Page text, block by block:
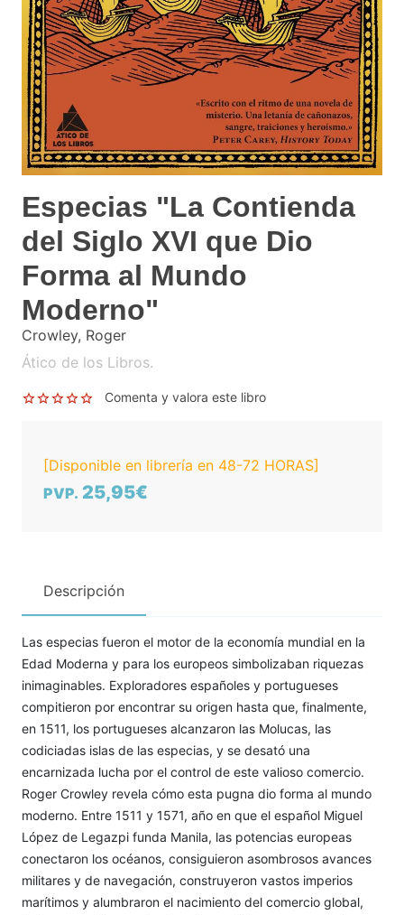
Especias "La Contienda
del Siglo XVI que Dio
Forma al Mundo
Moderno"
Crowley, Roger
Ático de los Libros.
Comenta y valora este libro
[Disponible en librería en 48-72 HORAS]
PVP. 25,95€
Descripción
Las especias fueron el motor de la economía mundial en la
Edad Moderna y para los europeos simbolizaban riquezas
inimaginables. Exploradores españoles y portugueses
compitieron por encontrar su origen hasta que, finalmente,
en 1511, los portugueses alcanzaron las Molucas, las
codiciadas islas de las especias, y se desató una
encarnizada lucha por el control de este valioso comercio.
Roger Crowley revela cómo esta pugna dio forma al mundo
moderno. Entre 1511 y 1571, año en que el español Miguel
López de Legazpi funda Manila, las potencias europeas
conectaron los océanos, consiguieron asombrosos avances
militares y de navegación, construyeron vastos imperios
marítimos y alumbraron el nacimiento del comercio global,